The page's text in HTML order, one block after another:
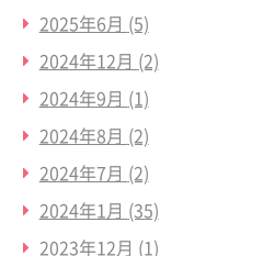
2025年6月 (5)
2024年12月 (2)
2024年9月 (1)
2024年8月 (2)
2024年7月 (2)
2024年1月 (35)
2023年12月 (1)